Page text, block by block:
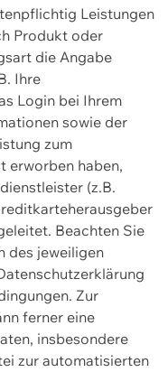
Leistungen
Produkt oder
die Angabe
Ihre
Login bei Ihrem
sowie der
zum
erworben haben,
(z.B.
Beachten Sie
des jeweiligen
Zur
ferner eine
insbesondere
zur automatisierten